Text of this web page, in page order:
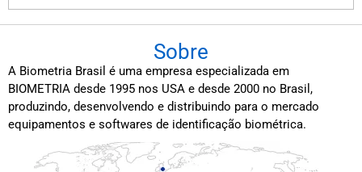
Sobre
A Biometria Brasil é uma empresa especializada em
BIOMETRIA desde 1995 nos USA e desde 2000 no Brasil,
produzindo, desenvolvendo e distribuindo para o mercado
equipamentos e softwares de identificação biométrica.